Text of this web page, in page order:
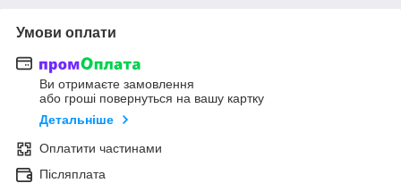
Умови оплати
Ви отримаєте замовлення
або гроші повернуться на вашу картку
Детальніше
Оплатити частинами
Післяплата